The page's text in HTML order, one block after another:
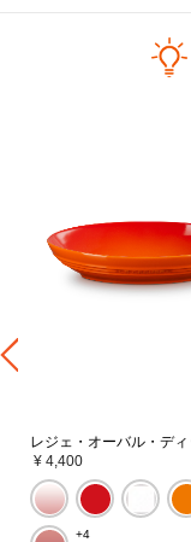
レジェ・オーバル・ディ
¥ 4,400
+4